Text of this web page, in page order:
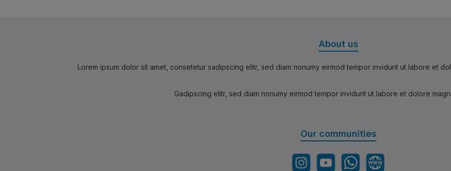
About us
Lorem ipsum dolor sit amet, consetetur sadipscing elitr, sed diam nonumy eirmod tempor invidunt ut labore et
Gadipscing elitr, sed diam nonumy eirmod tempor invidunt ut labore et dolore
Our communities
InstagramYouTube WhatsAppWebsite